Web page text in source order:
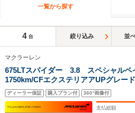
一覧から探す
4 台 絞り込み 並
マクラーレン
675LTスパイダー 3.8 スペシャルペ
1750km/CFエクステリアアUPグレー
ンテーク/ウルトラライトウエイト20ス
ル/ダイヤモンドカットホイールフィニ
カラーキャリパー
ディーラー保証 購入プラン付 360°画像付
支払総額